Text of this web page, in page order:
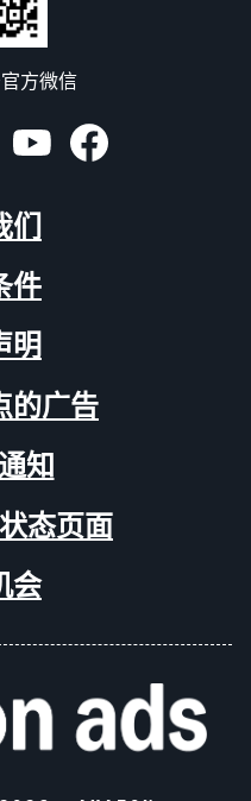
方微信
们
件
明
的广告
知
态页面
会